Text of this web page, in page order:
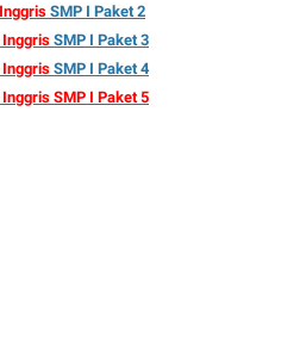
SMP I Paket 2
Inggris SMP I Paket 3
Inggris SMP I Paket 4
SMP I Paket 5